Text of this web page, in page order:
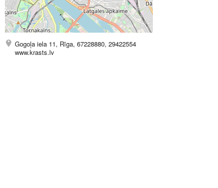
Gogoļa iela 11, Rīga, 67228880, 29422554
www.krasts.lv